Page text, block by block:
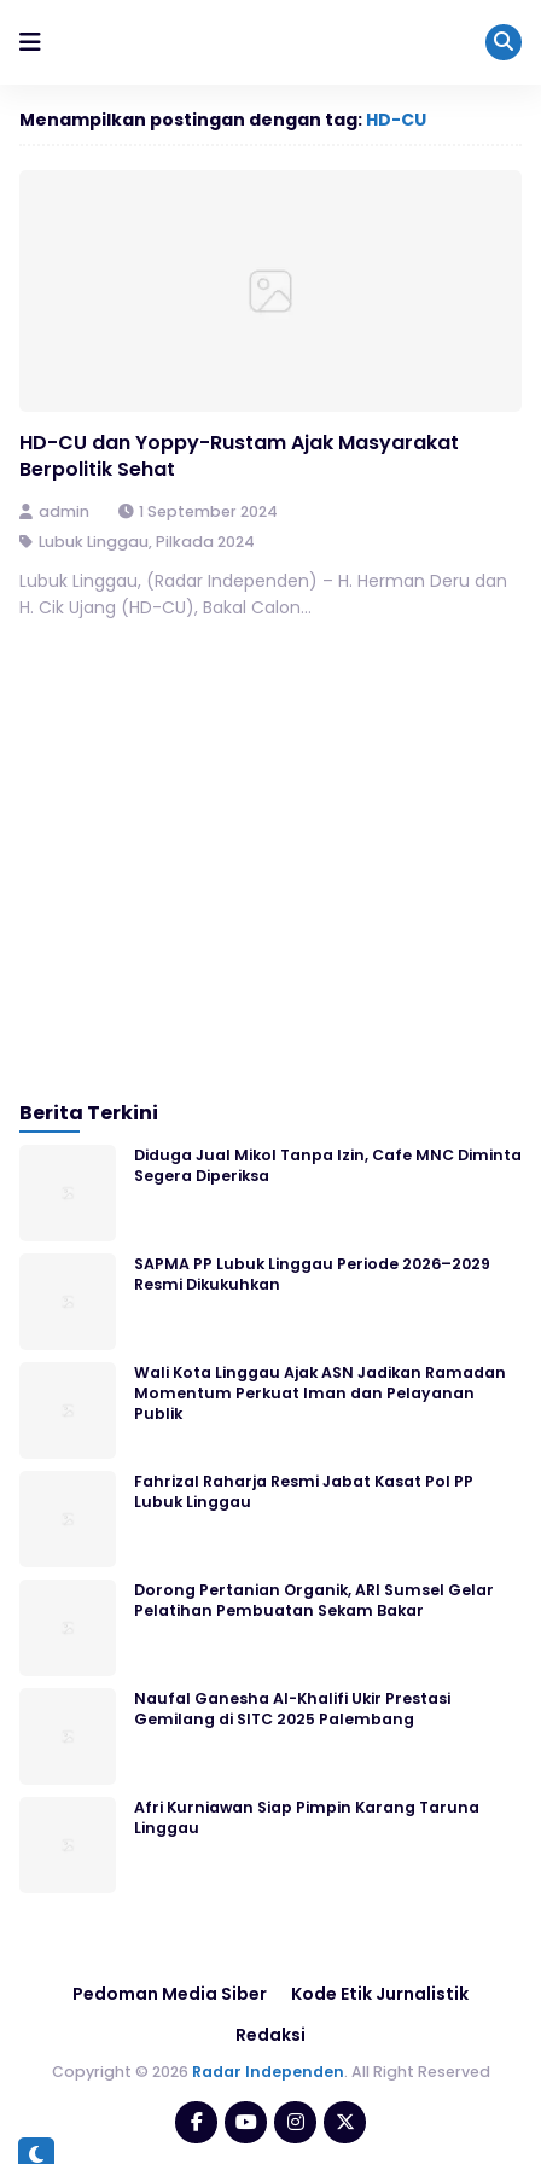
Menampilkan postingan dengan tag: HD-CU
HD-CU dan Yoppy-Rustam Ajak Masyarakat
Berpolitik Sehat
admin
1 September 2024
Lubuk Linggau, Pilkada 2024
Lubuk Linggau, (Radar Independen) – H. Herman Deru dan
H. Cik Ujang (HD-CU), Bakal Calon...
Berita Terkini
Diduga Jual Mikol Tanpa Izin, Cafe MNC Diminta
Segera Diperiksa
SAPMA PP Lubuk Linggau Periode 2026–2029
Resmi Dikukuhkan
Wali Kota Linggau Ajak ASN Jadikan Ramadan
Momentum Perkuat Iman dan Pelayanan
Publik
Fahrizal Raharja Resmi Jabat Kasat Pol PP
Lubuk Linggau
Dorong Pertanian Organik, ARI Sumsel Gelar
Pelatihan Pembuatan Sekam Bakar
Naufal Ganesha Al-Khalifi Ukir Prestasi
Gemilang di SITC 2025 Palembang
Afri Kurniawan Siap Pimpin Karang Taruna
Linggau
Pedoman Media Siber
Kode Etik Jurnalistik
Redaksi
Copyright © 2026 Radar Independen. All Right Reserved